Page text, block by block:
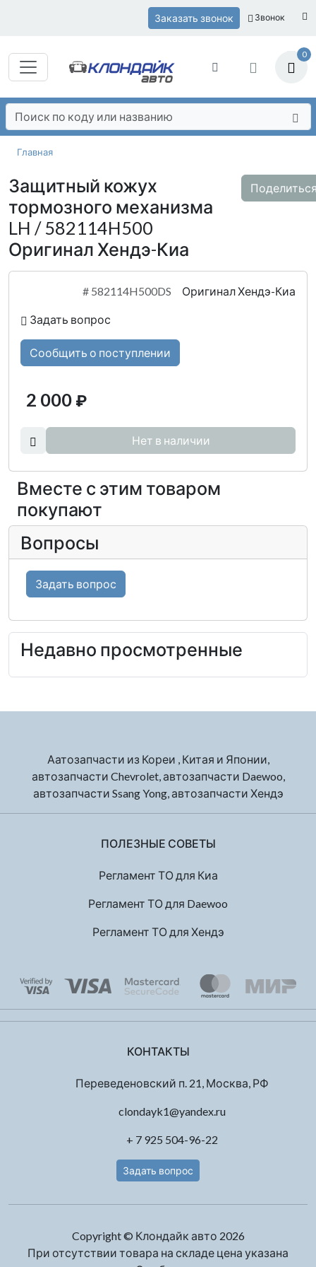
Заказать звонок Звонок
0
Главная
Защитный кожух
тормозного механизма
LH / 582114H500
Оригинал Хендэ-Киа
# 582114H500DS Оригинал Хендэ-Киа
Задать вопрос
Сообщить о поступлении
2 000 ₽
Нет в наличии
Вместе с этим товаром
покупают
Вопросы
Задать вопрос
Недавно просмотренные
Аатозапчасти из Кореи , Китая и Японии,
автозапчасти Chevrolet, автозапчасти Daewoo,
автозапчасти Ssang Yong, автозапчасти Хендэ
ПОЛЕЗНЫЕ СОВЕТЫ
Регламент ТО для Киа
Регламент ТО для Daewoo
Регламент ТО для Хендэ
КОНТАКТЫ
Переведеновский п. 21, Москва, РФ
clondayk1@yandex.ru
+ 7 925 504-96-22
Задать вопрос
Copyright © Клондайк авто 2026
При отсутствии товара на складе цена указана